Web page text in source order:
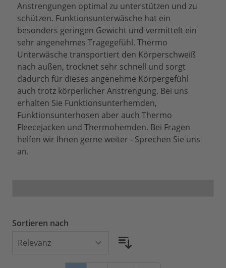
Anstrengungen optimal zu unterstützen und zu
schützen. Funktionsunterwäsche hat ein
besonders geringen Gewicht und vermittelt ein
sehr angenehmes Tragegefühl. Thermo
Unterwäsche transportiert den Körperschweiß
nach außen, trocknet sehr schnell und sorgt
dadurch für dieses angenehme Körpergefühl
auch trotz körperlicher Anstrengung. Bei uns
erhalten Sie Funktionsunterhemden,
Funktionsunterhosen aber auch Thermo
Fleecejacken und Thermohemden. Bei Fragen
helfen wir Ihnen gerne weiter - Sprechen Sie uns
an.
Sortieren nach